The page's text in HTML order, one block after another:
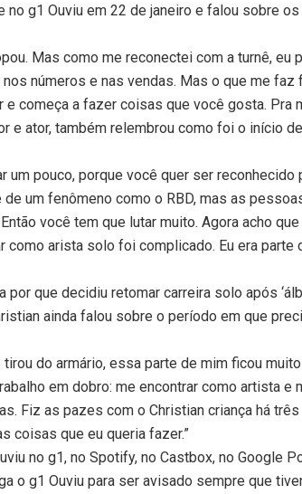
no g1 Ouviu em 22 de janeiro e falou sobre
Mas como me reconectei com a turnê, eu
números e nas vendas. Mas o que me faz
e começa a fazer coisas que você gosta. Pra
e ator, também relembrou como foi o início
um pouco, porque você quer ser reconhecido
um fenômeno como o RBD, mas as
você tem que lutar muito. Agora acho
como arista solo foi complicado. Eu era
por que decidiu retomar carreira solo após
ainda falou sobre o período em que
tirou do armário, essa parte de mim ficou
em dobro: me encontrar como artista e
Fiz as pazes com o Christian criança há
coisas que eu queria fazer.”
no g1, no Spotify, no Castbox, no Google
o g1 Ouviu para ser avisado sempre que